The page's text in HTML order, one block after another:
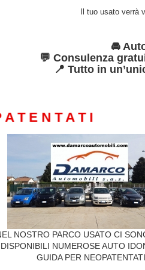
Il tuo usato verrà
🚘
💬 Consulenza
📍 Tutto in
E N T A T I
NOSTRO PARCO USATO CI
DISPONIBILI NUMEROSE AUTO
GUIDA PER NEOPATENTATI